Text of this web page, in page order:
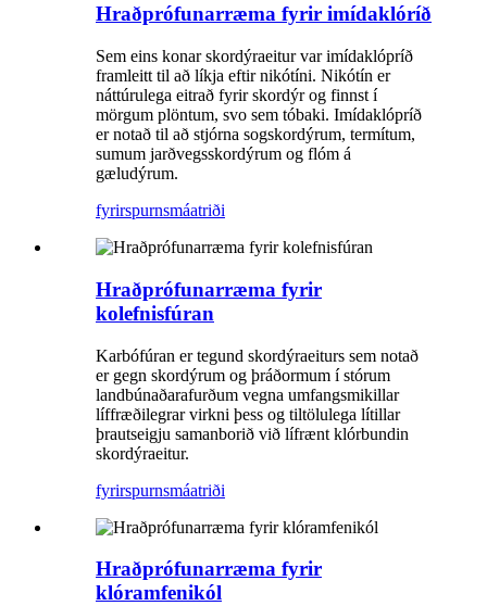
Hraðprófunarræma fyrir imídaklóríð
Sem eins konar skordýraeitur var imídaklópríð
framleitt til að líkja eftir nikótíni. Nikótín er
náttúrulega eitrað fyrir skordýr og finnst í
mörgum plöntum, svo sem tóbaki. Imídaklópríð
er notað til að stjórna sogskordýrum, termítum,
sumum jarðvegsskordýrum og flóm á
gæludýrum.
fyrirspurnsmáatriði
Hraðprófunarræma fyrir
kolefnisfúran
Karbófúran er tegund skordýraeiturs sem notað
er gegn skordýrum og þráðormum í stórum
landbúnaðarafurðum vegna umfangsmikillar
líffræðilegrar virkni þess og tiltölulega lítillar
þrautseigju samanborið við lífrænt klórbundin
skordýraeitur.
fyrirspurnsmáatriði
Hraðprófunarræma fyrir
klóramfenikól